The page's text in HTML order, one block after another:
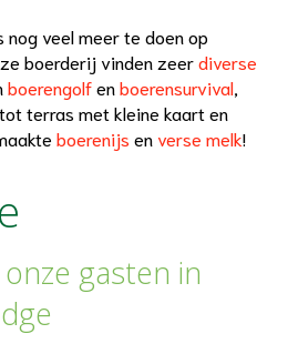
nog veel meer te doen op
boerderij vinden zeerdiverse
boerengolfenboerensurvival,
terras met kleine kaart en
boerenijs en verse melk!
gasten in